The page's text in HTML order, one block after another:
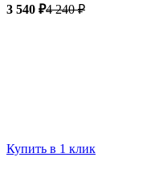
3 540 ₽4 240 ₽
Купить в 1 клик